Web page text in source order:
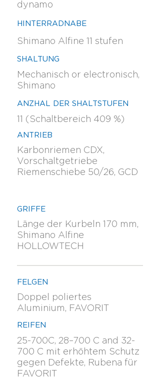
11 (Schaltbereich 409 %)
ANZHAL DER SHALTSTUFEN
HINTERRADNABE
Shimano Alfine 11 stufen
ANTRIEB
Karbonriemen CDX,
Vorschaltgetriebe
Riemenschiebe 50/26, GCD
GRIFFE
Länge der Kurbeln 170 mm,
Shimano Alfine
HOLLOWTECH
Mechanisch or electronisch,
Shimano
SHALTUNG
dynamo
25-700C, 28–700 C and 32-
700 C mit erhöhtem Schutz
gegen Defekte, Rubena für
FAVORIT
REIFEN
Doppel poliertes
Aluminium, FAVORIT
FELGEN